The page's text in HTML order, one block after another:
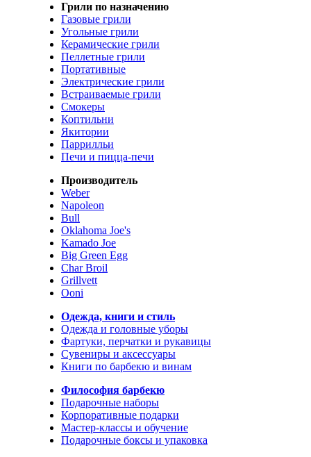
Грили по назначению
Газовые грили
Угольные грили
Керамические грили
Пеллетные грили
Портативные
Электрические грили
Встраиваемые грили
Смокеры
Коптильни
Якитории
Паррилльи
Печи и пицца-печи
Производитель
Weber
Napoleon
Bull
Oklahoma Joe's
Kamado Joe
Big Green Egg
Char Broil
Grillvett
Ooni
Одежда, книги и стиль
Одежда и головные уборы
Фартуки, перчатки и рукавицы
Сувениры и аксессуары
Книги по барбекю и винам
Философия барбекю
Подарочные наборы
Корпоративные подарки
Мастер-классы и обучение
Подарочные боксы и упаковка